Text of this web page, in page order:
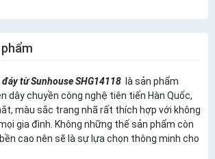
từ Sunhouse SHG14118 là sản phẩm
dây chuyền công nghệ tiên tiến Hàn Quốc,
màu sắc trang nhã rất thích hợp với không
gia đình. Không những thế sản phẩm còn
cao nên sẽ là sự lựa chọn thông minh cho